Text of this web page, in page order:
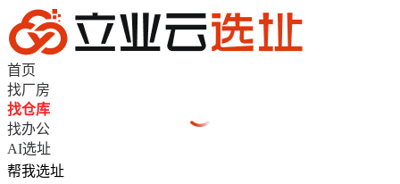
首页
找厂房
找仓库
找办公
AI选址
帮我选址